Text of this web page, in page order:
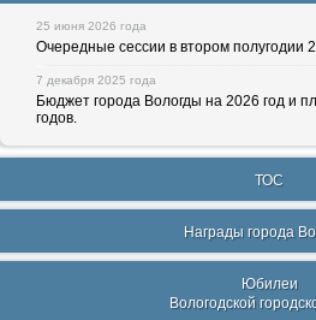
25 июня 2026 года
Очередные сессии в втором полугодии
7 декабря 2025 года
Бюджет города Вологды на 2026 год и
годов.
ТОС
Награды города
Юбилеи
Вологодской